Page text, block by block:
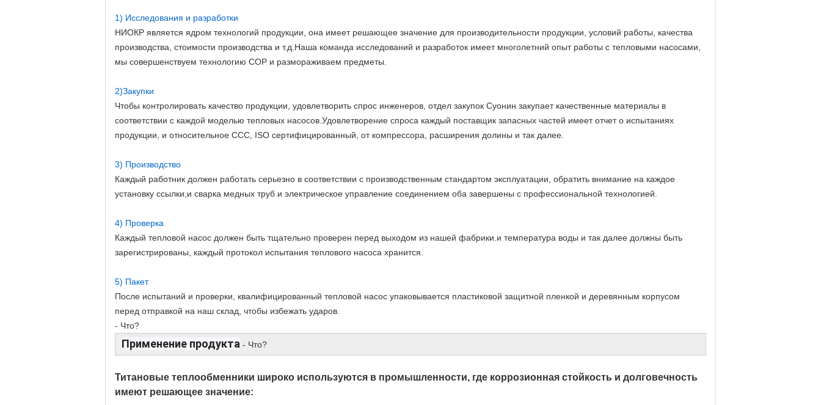
1) Исследования и разработки
НИОКР является ядром технологий продукции, она имеет решающее значение для производительности продукции, условий работы, качества
производства, стоимости производства и т.д.Наша команда исследований и разработок имеет многолетний опыт работы с тепловыми насосами,
мы совершенствуем технологию COP и размораживаем предметы.
2)Закупки
Чтобы контролировать качество продукции, удовлетворить спрос инженеров, отдел закупок Суонин закупает качественные материалы в
соответствии с каждой моделью тепловых насосов.Удовлетворение спроса каждый поставщик запасных частей имеет отчет о испытаниях
продукции, и относительное CCC, ISO сертифицированный, от компрессора, расширения долины и так далее.
3) Производство
Каждый работник должен работать серьезно в соответствии с производственным стандартом эксплуатации, обратить внимание на каждое
установку ссылки,и сварка медных труб и электрическое управление соединением оба завершены с профессиональной технологией.
4) Проверка
Каждый тепловой насос должен быть тщательно проверен перед выходом из нашей фабрики.и температура воды и так далее должны быть
зарегистрированы, каждый протокол испытания теплового насоса хранится.
5) Пакет
После испытаний и проверки, квалифицированный тепловой насос упаковывается пластиковой защитной пленкой и деревянным корпусом
перед отправкой на наш склад, чтобы избежать ударов.
- Что?
Применение продукта - Что?
Титановые теплообменники широко используются в промышленности, где коррозионная стойкость и долговечность
имеют решающее значение: